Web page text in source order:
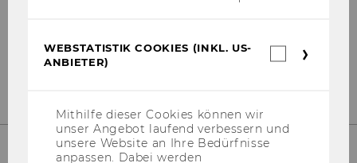
E-​Mail:dok­to­rats­re­fe­rat@wu.ac.at
WEBSTATISTIK COOKIES (INKL. US-
ANBIETER)
Mithilfe dieser Cookies können wir
unser Angebot laufend verbessern und
unsere Website an Ihre Bedürfnisse
anpassen. Dabei werden